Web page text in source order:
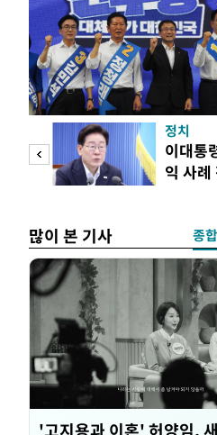
정치
이대통
익 사례
많이 본 기사 종합
'고지용과 이혼' 허양임,